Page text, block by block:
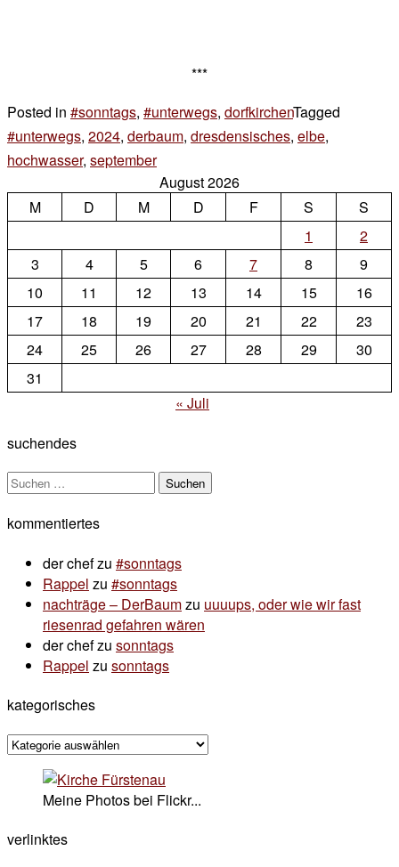
***
Posted in #sonntags, #unterwegs, dorfkirchenTagged
#unterwegs, 2024, derbaum, dresdensisches, elbe,
hochwasser, september2 Kommentare
zu
sonntags
August 2026
M
D M D F S
S
1
2
3
4 5 6 7 8
9
10
11 12 13 14 15
16
17
18 19 20 21 22
23
24
25 26 27 28 29
30
31
« Juli
suchendes
Suchen
kommentiertes
der chefzu #sonntags
Rappel zu #sonntags
nachträge – DerBaumzu uuuups, oder wie wir fast
riesenrad gefahren wären
der chefzu sonntags
Rappel zu sonntags
kategorisches
kategorisches
Meine Photos bei Flickr...
verlinktes